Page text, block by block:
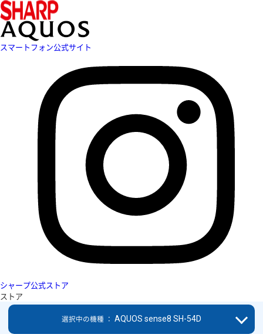
スマートフォン公式サイト
シャープ公式ストア
ストア
選択中の機種 ： AQUOS sense8 SH-54D